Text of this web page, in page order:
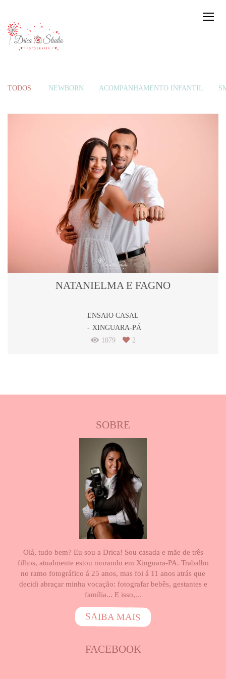
TODOS NEWBORN ACOMPANHAMENTO INFANTIL
NATANIELMA E FAGNO
ENSAIO CASAL
XINGUARA-PÁ
1079
2
SOBRE
Olá, tudo bem? Eu sou a Drica! Sou casada e mãe de três
filhos, atualmente estou morando em Xinguara-PA. Trabalho
no ramo fotográfico á 25 anos, mas foi á 11 anos atrás que
decidi abraçar minha vocação: fotografar bebês, gestantes e
família... E isso,...
SAIBA MAIS
FACEBOOK